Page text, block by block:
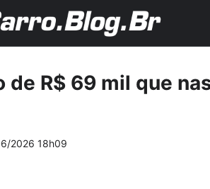
de R$ 69 mil que
2026 18h09